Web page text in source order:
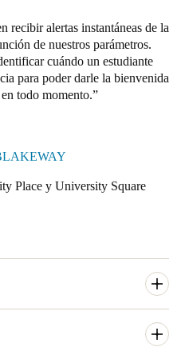
recibir alertas instantáneas de la
de nuestros parámetros.
cuándo un estudiante
para poder darle la bienvenida
todo momento.
Place y University Square
espacios
Company establece nuevos